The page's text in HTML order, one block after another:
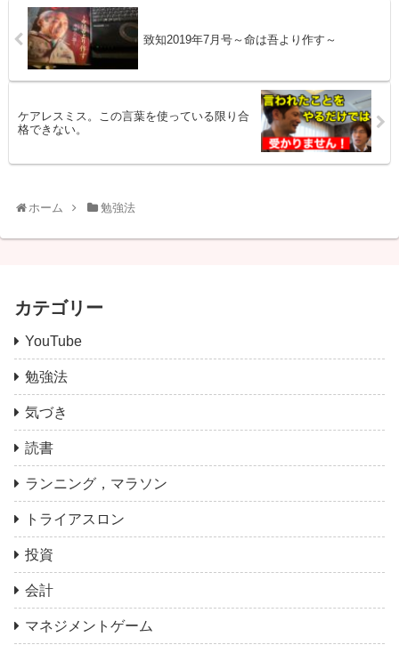
致知2019年7月号～命は吾より作す～
ケアレスミス。この言葉を使っている限り合
格できない。
ホーム 勉強法
カテゴリー
YouTube
勉強法
気づき
読書
ランニング，マラソン
トライアスロン
投資
会計
マネジメントゲーム